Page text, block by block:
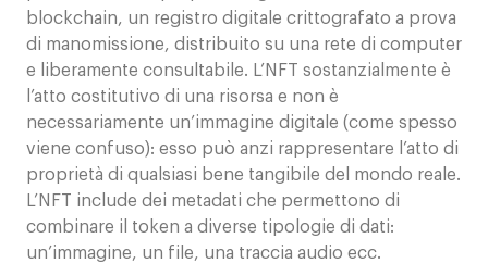
blockchain, un registro digitale crittografato a prova
di manomissione, distribuito su una rete di computer
e liberamente consultabile. L’NFT sostanzialmente è
l’atto costitutivo di una risorsa e non è
necessariamente un’immagine digitale (come spesso
viene confuso): esso può anzi rappresentare l’atto di
proprietà di qualsiasi bene tangibile del mondo reale.
L’NFT include dei metadati che permettono di
combinare il token a diverse tipologie di dati:
un’immagine, un file, una traccia audio ecc.